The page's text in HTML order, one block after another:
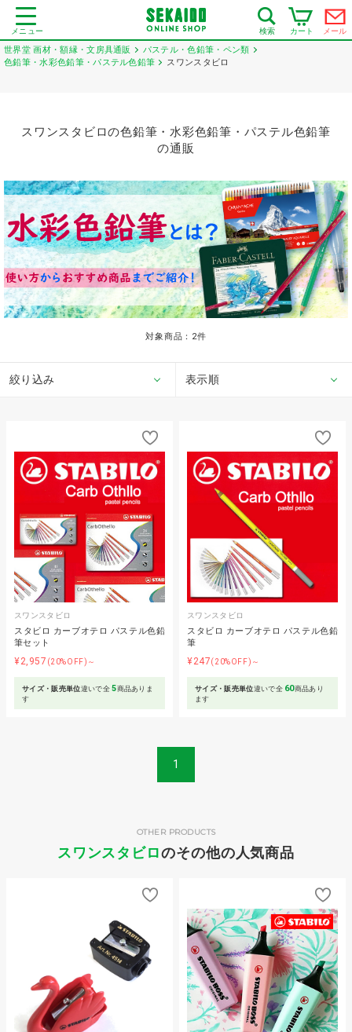
メニュー 検索 カート メール
世界堂 画材・額縁・文房具通販
パステル・色鉛筆・ペン類
色鉛筆・水彩色鉛筆・パステル色鉛筆
スワンスタビロ
スワンスタビロの色鉛筆・水彩色鉛筆・パステル色鉛筆
の通販
対象商品： 2件
絞り込み 表示順
スワンスタビロ
スタビロ カーブオテロ パステル色鉛
筆セット
¥2,957 (20%OFF)～
サイズ・販売単位違いで全5商品ありま
す
スワンスタビロ
スタビロ カーブオテロ パステル色鉛
筆
¥247(20%OFF)～
サイズ・販売単位違いで全 60商品あり
ます
1
スワンスタビロのその他の人気商品
OTHER PRODUCTS